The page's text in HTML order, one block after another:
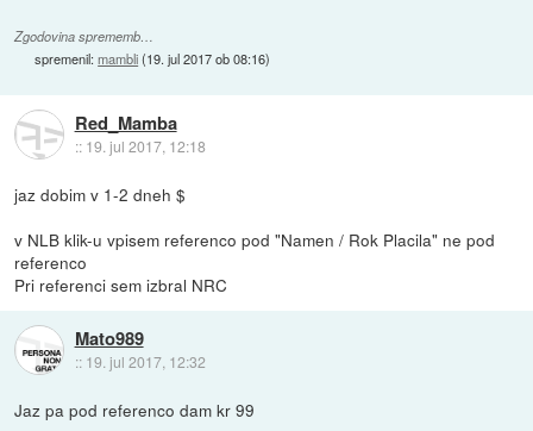
Zgodovina sprememb…
spremenil:mambli(19. jul 2017 ob 08:16)
Red_Mamba
:: 19. jul 2017, 12:18
jaz dobim v 1-2 dneh $
v NLB klik-u vpisem referenco pod "Namen / Rok Placila" ne pod
referenco
Pri referenci sem izbral NRC
Mato989
:: 19. jul 2017, 12:32
Jaz pa pod referenco dam kr 99